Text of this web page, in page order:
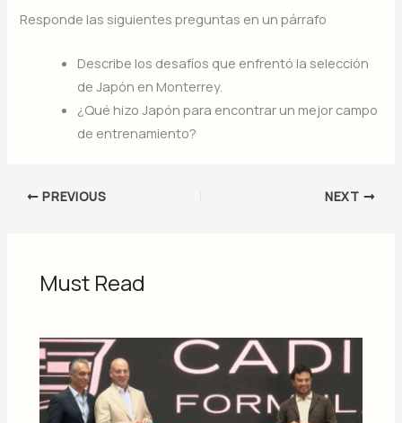
Responde las siguientes preguntas en un párrafo
Describe los desafíos que enfrentó la selección
de Japón en Monterrey.
¿Qué hizo Japón para encontrar un mejor campo
de entrenamiento?
PREVIOUS NEXT
Must Read